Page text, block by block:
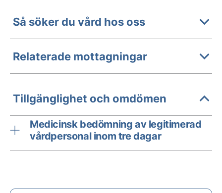
Så söker du vård hos oss
Relaterade mottagningar
Tillgänglighet och omdömen
Medicinsk bedömning av legitimerad
vårdpersonal inom tre dagar